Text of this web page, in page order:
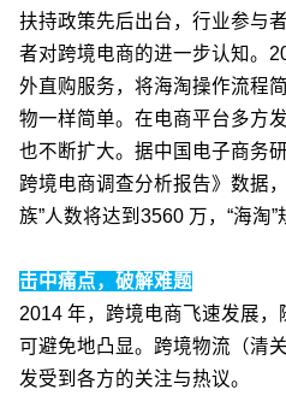
扶持政策先后出台，行业参与
者对跨境电商的进一步认知。
外直购服务，将海淘操作流程
物一样简单。在电商平台多方
也不断扩大。据中国电子商务
跨境电商调查分析报告》数据
族”人数将达到3560 万，“海淘”
击中痛点，破解难题
2014 年，跨境电商飞速发展
可避免地凸显。跨境物流（清
发受到各方的关注与热议。